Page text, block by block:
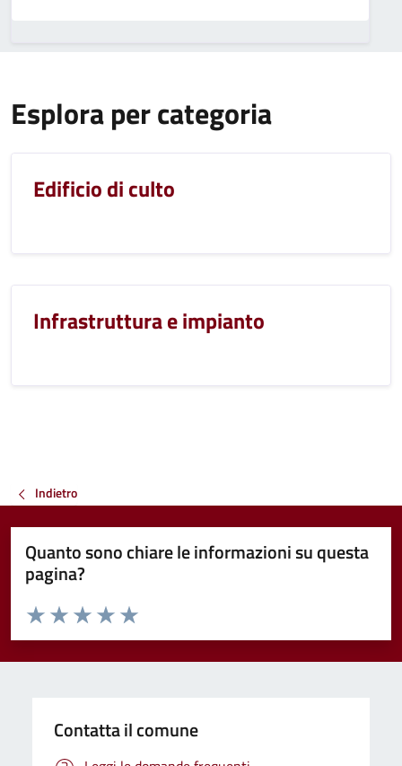
Esplora per categoria
Edificio di culto
Infrastruttura e impianto
Indietro
Quanto sono chiare le informazioni su questa
pagina?
Valuta da 1 a 5 stelle la pagina
Valuta 5 stelle su 5
Valuta 4 stelle su 5
Valuta 3 stelle su 5
Valuta 2 stelle su 5
Valuta 1 stelle su 5
Contatta il comune